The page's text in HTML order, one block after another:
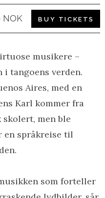
NOK BUY TICKETS
musikere –
i tangoens verden.
Aires, med en
Karl kommer fra
skolert, men ble
en språkreise til
som forteller